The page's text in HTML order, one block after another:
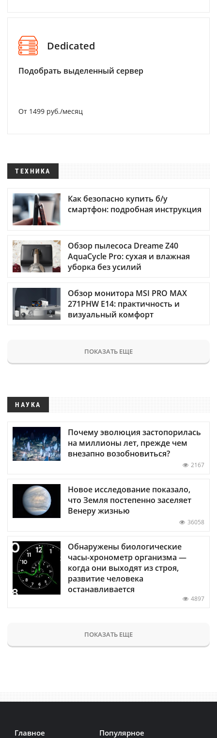
Dedicated
Подобрать выделенный сервер
От 1499 руб./месяц
ТЕХНИКА
Как безопасно купить б/у
смартфон: подробная инструкция
Обзор пылесоса Dreame Z40
AquaCycle Pro: сухая и влажная
уборка без усилий
Обзор монитора MSI PRO MAX
271PHW E14: практичность и
визуальный комфорт
ПОКАЗАТЬ ЕЩЕ
НАУКА
Почему эволюция застопорилась
на миллионы лет, прежде чем
внезапно возобновиться?
2167
Новое исследование показало,
что Земля постепенно заселяет
Венеру жизнью
36058
Обнаружены биологические
часы-хронометр организма —
когда они выходят из строя,
развитие человека
останавливается
4897
ПОКАЗАТЬ ЕЩЕ
Главное Популярное